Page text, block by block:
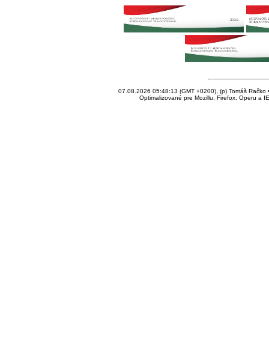
07.08.2026 05:48:13 (GMT +0200), (p) Tomáš Račko
Optimalizované pre Mozillu, Firefox, Operu a